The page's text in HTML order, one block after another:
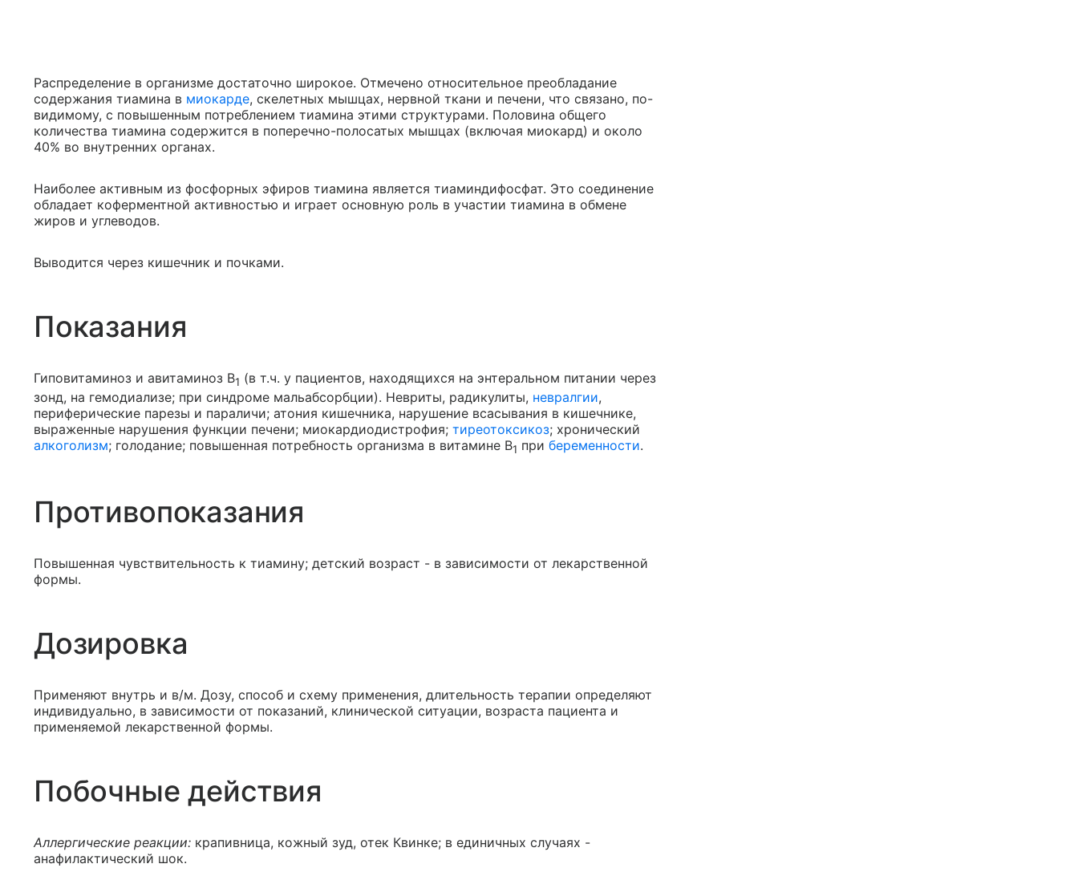
Распределение в организме достаточно широкое. Отмечено относительное преобладание
содержания тиамина в миокарде, скелетных мышцах, нервной ткани и печени, что связано, по-
видимому, с повышенным потреблением тиамина этими структурами. Половина общего
количества тиамина содержится в поперечно-полосатых мышцах (включая миокард) и около
40% во внутренних органах.
Наиболее активным из фосфорных эфиров тиамина является тиаминдифосфат. Это соединение
обладает коферментной активностью и играет основную роль в участии тиамина в обмене
жиров и углеводов.
Выводится через кишечник и почками.
Показания
Гиповитаминоз и авитаминоз В1 (в т.ч. у пациентов, находящихся на энтеральном питании через
зонд, на гемодиализе; при синдроме мальабсорбции). Невриты, радикулиты, невралгии,
периферические парезы и параличи; атония кишечника, нарушение всасывания в кишечнике,
выраженные нарушения функции печени; миокардиодистрофия; тиреотоксикоз; хронический
алкоголизм; голодание; повышенная потребность организма в витамине В1 при беременности.
Противопоказания
Повышенная чувствительность к тиамину; детский возраст - в зависимости от лекарственной
формы.
Дозировка
Применяют внутрь и в/м. Дозу, способ и схему применения, длительность терапии определяют
индивидуально, в зависимости от показаний, клинической ситуации, возраста пациента и
применяемой лекарственной формы.
Побочные действия
Аллергические реакции: крапивница, кожный зуд, отек Квинке; в единичных случаях -
анафилактический шок.